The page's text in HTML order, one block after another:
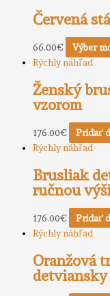
Červená
66.00€
Výber
Rýchly náhľad
Ženský
vzorom
176.00€
Pridať
Rýchly náhľad
Brusliak
ručnou
176.00€
Pridať
Rýchly náhľad
Oranžová